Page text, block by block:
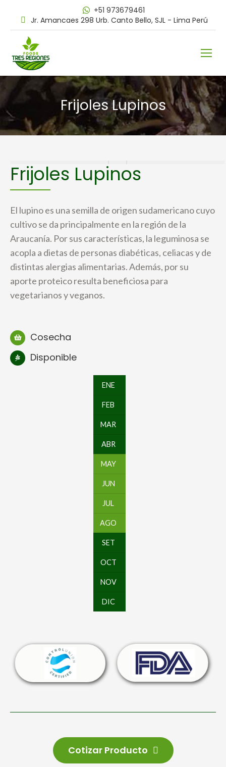
+51 973679461
Jr. Amancaes 298 Urb. Canto Bello, SJL - Lima Perú
Frijoles Lupinos
Frijoles Lupinos
El lupino es una semilla de origen sudamericano cuyo
cultivo se da principalmente en la región de la
Araucanía. Por sus características, la leguminosa se
acopla a dietas de personas diabéticas, celiacas y de
distintas alergias alimentarias. Además, por su
aporte proteico resulta beneficiosa para
vegetarianos y veganos.
Cosecha
Disponible
ENE
FEB
MAR
ABR
MAY
JUN
JUL
AGO
SET
OCT
NOV
DIC
Cotizar Producto